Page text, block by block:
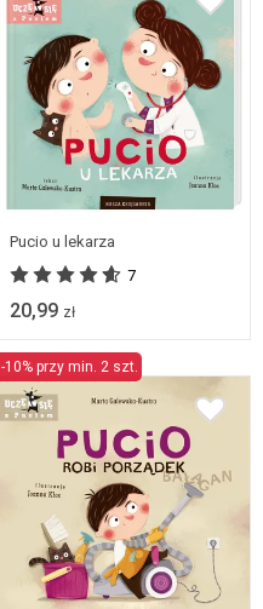
Pucio u lekarza
7
20,99 zł
-10% przy min. 2 szt.